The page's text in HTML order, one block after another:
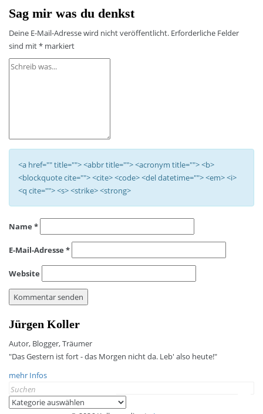
Sag mir was du denkst
Deine E-Mail-Adresse wird nicht veröffentlicht. Erforderliche Felder
sind mit* markiert
<a href="" title=""> <abbr title=""> <acronym title=""> <b>
<blockquote cite=""> <cite> <code> <del datetime=""> <em> <i>
<q cite=""> <s> <strike> <strong>
Name *
E-Mail-Adresse *
Website
Jürgen Koller
Autor, Blogger, Träumer
"Das Gestern ist fort - das Morgen nicht da. Leb' also heute!"
mehr Infos
Search
for:
Kategorien